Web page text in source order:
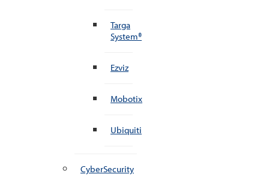
Targa
System®
Ezviz
Mobotix
Ubiquiti
CyberSecurity